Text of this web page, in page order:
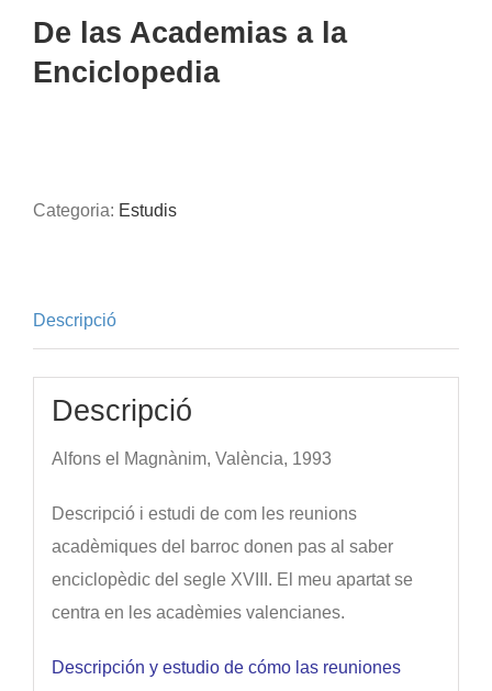
De las Academias a la
Enciclopedia
Categoria: Estudis
Descripció
Descripció
Alfons el Magnànim, València, 1993
Descripció i estudi de com les reunions
acadèmiques del barroc donen pas al saber
enciclopèdic del segle XVIII. El meu apartat se
centra en les acadèmies valencianes.
Descripción y estudio de cómo las reuniones